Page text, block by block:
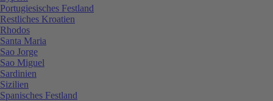
Portugiesisches Festland
Restliches Kroatien
Rhodos
Santa Maria
Sao Jorge
Sao Miguel
Sardinien
Sizilien
Spanisches Festland